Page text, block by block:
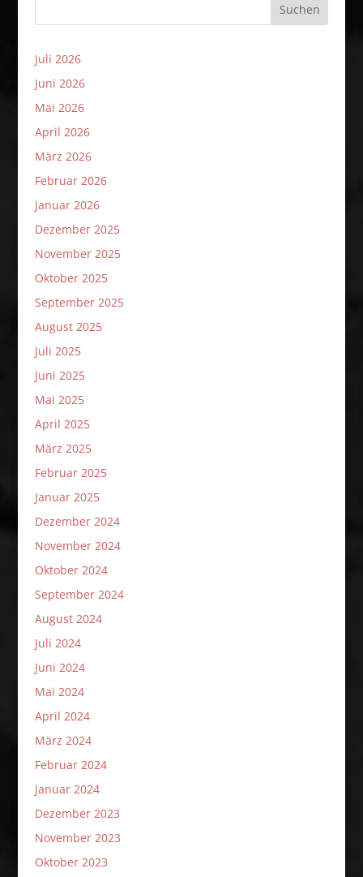
Suchen
Juli 2026
Juni 2026
Mai 2026
April 2026
März 2026
Februar 2026
Januar 2026
Dezember 2025
November 2025
Oktober 2025
September 2025
August 2025
Juli 2025
Juni 2025
Mai 2025
April 2025
März 2025
Februar 2025
Januar 2025
Dezember 2024
November 2024
Oktober 2024
September 2024
August 2024
Juli 2024
Juni 2024
Mai 2024
April 2024
März 2024
Februar 2024
Januar 2024
Dezember 2023
November 2023
Oktober 2023